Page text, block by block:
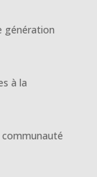
génération
à la